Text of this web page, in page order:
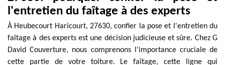
l'entretien du faîtage à des experts
À Heubecourt Haricourt, 27630, confier la pose et l'entretien du
faîtage à des experts est une décision judicieuse et sûre. Chez G
David Couverture, nous comprenons l'importance cruciale de
cette partie de votre toiture. Le faîtage, cette ligne qui